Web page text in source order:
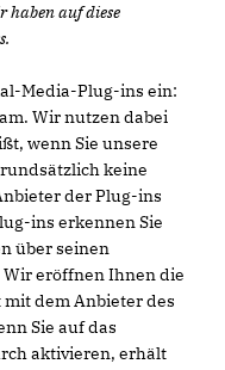
haben auf diese
Media-Plug-ins ein:
Wir nutzen dabei
wenn Sie unsere
keine
der Plug-ins
ins erkennen Sie
über seinen
Wir eröffnen Ihnen die
dem Anbieter des
Sie auf das
aktivieren, erhält